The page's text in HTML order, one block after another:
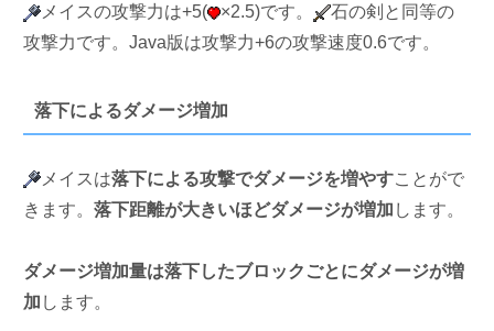
メイスの攻撃力は+5( ×2.5)です。
石の剣と同等の
攻撃力です。Java版は攻撃力+6の攻撃速度0.6です。
落下によるダメージ増加
メイスは落下による攻撃でダメージを増やすことがで
きます。 落下距離が大きいほどダメージが増加 します。
ダメージ増加量は落下したブロックごとにダメージが増
加 します。